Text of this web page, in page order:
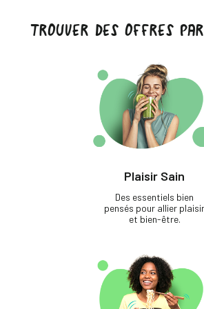
TROUVER DES OFFRES
Plaisir Sain
Des essentiels bien
pensés pour allier plaisir
et bien-être.